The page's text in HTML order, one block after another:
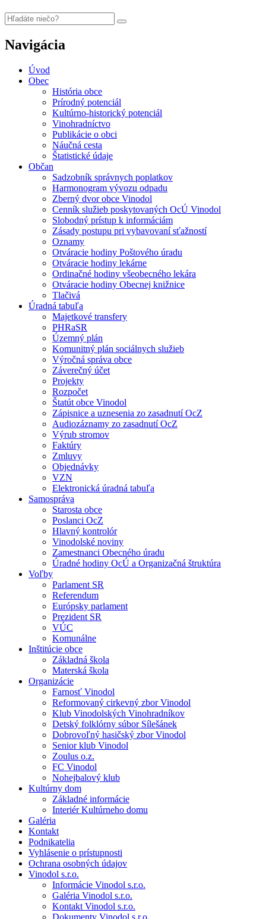
Navigácia
Úvod
Obec
História obce
Prírodný potenciál
Kultúrno-historický potenciál
Vinohradníctvo
Publikácie o obci
Náučná cesta
Štatistické údaje
Občan
Sadzobník správnych poplatkov
Harmonogram vývozu odpadu
Zberný dvor obce Vinodol
Cenník služieb poskytovaných OcÚ Vinodol
Slobodný prístup k informáciám
Zásady postupu pri vybavovaní sťažností
Oznamy
Otváracie hodiny Poštového úradu
Otváracie hodiny lekárne
Ordinačné hodiny všeobecného lekára
Otváracie hodiny Obecnej knižnice
Tlačivá
Úradná tabuľa
Majetkové transfery
PHRaSR
Územný plán
Komunitný plán sociálnych služieb
Výročná správa obce
Záverečný účet
Projekty
Rozpočet
Štatút obce Vinodol
Zápisnice a uznesenia zo zasadnutí OcZ
Audiozáznamy zo zasadnutí OcZ
Výrub stromov
Faktúry
Zmluvy
Objednávky
VZN
Elektronická úradná tabuľa
Samospráva
Starosta obce
Poslanci OcZ
Hlavný kontrolór
Vinodolské noviny
Zamestnanci Obecného úradu
Úradné hodiny OcÚ a Organizačná štruktúra
Voľby
Parlament SR
Referendum
Európsky parlament
Prezident SR
VÚC
Komunálne
Inštitúcie obce
Základná škola
Materská škola
Organizácie
Farnosť Vinodol
Reformovaný cirkevný zbor Vinodol
Klub Vinodolských Vinohradníkov
Detský folklórny súbor Sílešánek
Dobrovoľný hasičský zbor Vinodol
Senior klub Vinodol
Zoulus o.z.
FC Vinodol
Nohejbalový klub
Kultúrny dom
Základné informácie
Interiér Kultúrneho domu
Galéria
Kontakt
Podnikatelia
Vyhlásenie o prístupnosti
Ochrana osobných údajov
Vinodol s.r.o.
Informácie Vinodol s.r.o.
Galéria Vinodol s.r.o.
Kontakt Vinodol s.r.o.